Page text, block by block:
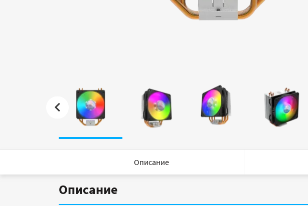
Описание
Описание